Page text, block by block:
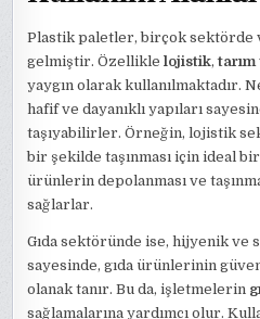
Plastik paletler, birçok sektörde
gelmiştir. Özelliklelojistik,tarım
yaygın olarak kullanılmaktadır.
hafif ve dayanıklı yapıları
taşıyabilirler. Örneğin, lojistik
bir şekilde taşınması için ideal
ürünlerin depolanması ve
sağlarlar.
Gıda sektöründe ise, hijyenik ve
sayesinde, gıda ürünlerinin
olanak tanır. Bu da, işletmelerin
sağlamalarına yardımcı olur.